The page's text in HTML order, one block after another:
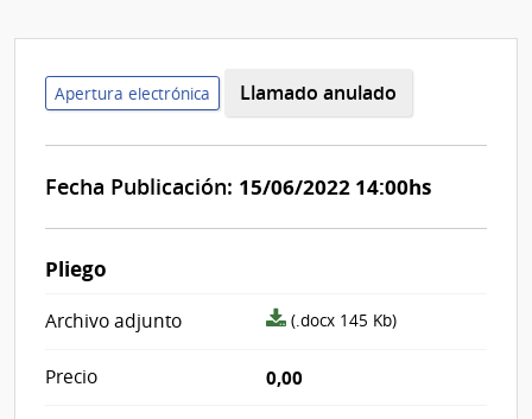
Apertura electrónica Llamado anulado
Fecha Publicación: 15/06/2022 14:00hs
Pliego
Archivo adjunto
archivo
(.docx 145 Kb)
Precio 0,00